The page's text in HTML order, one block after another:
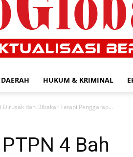
DAERAH HUKUM & KRIMINAL
Dirusak dan Dibakar Tetapi Penggarap...
4 Bah